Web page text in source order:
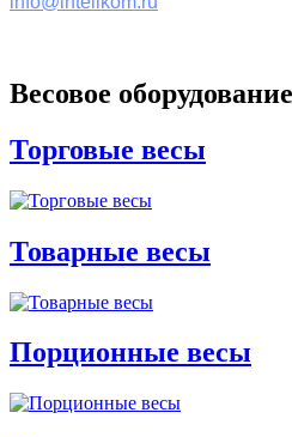
Весовое оборудование
Торговые весы
Товарные весы
Порционные весы